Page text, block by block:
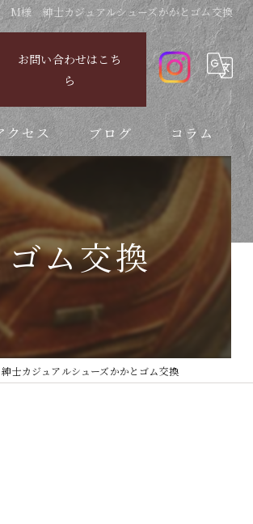
M様 紳士カジュアルシューズかかとゴム交換
お問い合わせはこち
ら
クセス ブログ コラム
ム交換
カジュアルシューズかかとゴム交換